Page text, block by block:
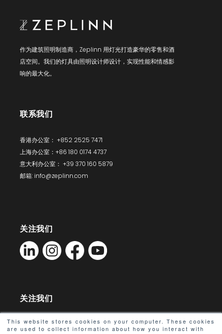
This website stores cookies on your computer. These cookies
are used to collect information about how you interact with
作为建筑照明制造商，Zeplinn 用灯光打造豪华的零售和酒
店空间。我们的灯具由照明设计师设计，实现性能和情感影
响的最大化。
联系我们
香港办公室： +852 2525 7471
上海办公室：+86 180 0174 4737
意大利办公室： +39 370 160 5879
邮箱: info@zeplinn.com
关注我们
关注我们